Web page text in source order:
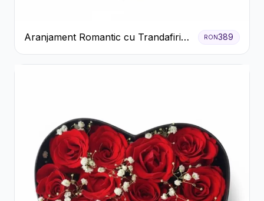
Aranjament Romantic cu Trandafiri
Roșii și Șampanie rose
RON389